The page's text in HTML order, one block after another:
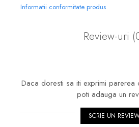
Informatii conformitate produs
Review-uri
Daca doresti sa iti exprimi
poti adauga un
SCRIE UN